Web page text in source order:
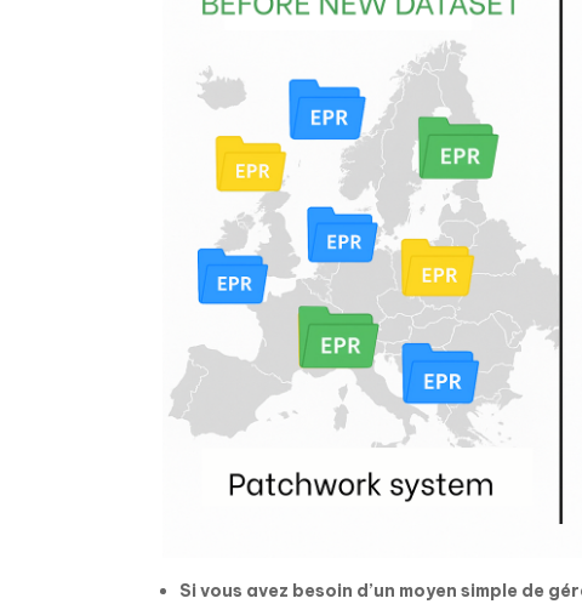
Si vous avez besoin d’un moyen simple de